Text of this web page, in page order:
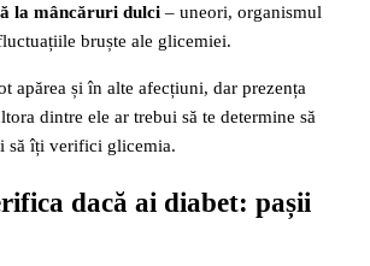
la mâncăruri dulci – uneori, organismul
bruște ale glicemiei.
apărea și în alte afecțiuni, dar prezența
dintre ele ar trebui să te determine să
să îți verifici glicemia.
dacă ai diabet: pașii